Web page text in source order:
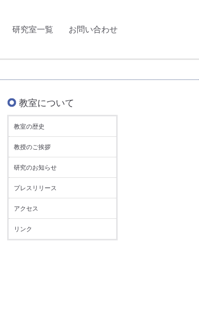
研究室一覧 お問い合わせ
教室について
教室の歴史
教授のご挨拶
研究のお知らせ
プレスリリース
アクセス
リンク